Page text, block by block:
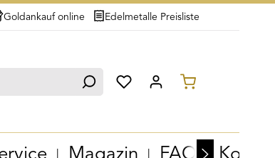
Goldankauf online Edelmetalle Preisliste
Du hast 0 Produkte auf dem
Warenkorb